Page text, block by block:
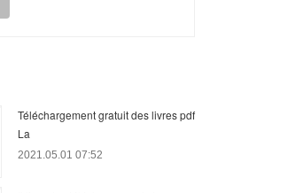
Téléchargement gratuit des livres pdf
La
2021.05.01 07:52